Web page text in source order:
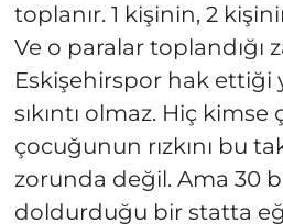
toplanır. 1 kişinin, 2
Ve o paralar toplandığı
Eskişehirspor hak ettiği
sıkıntı olmaz. Hiç
çocuğunun rızkını bu
zorunda değil. Ama 30
doldurduğu bir statta